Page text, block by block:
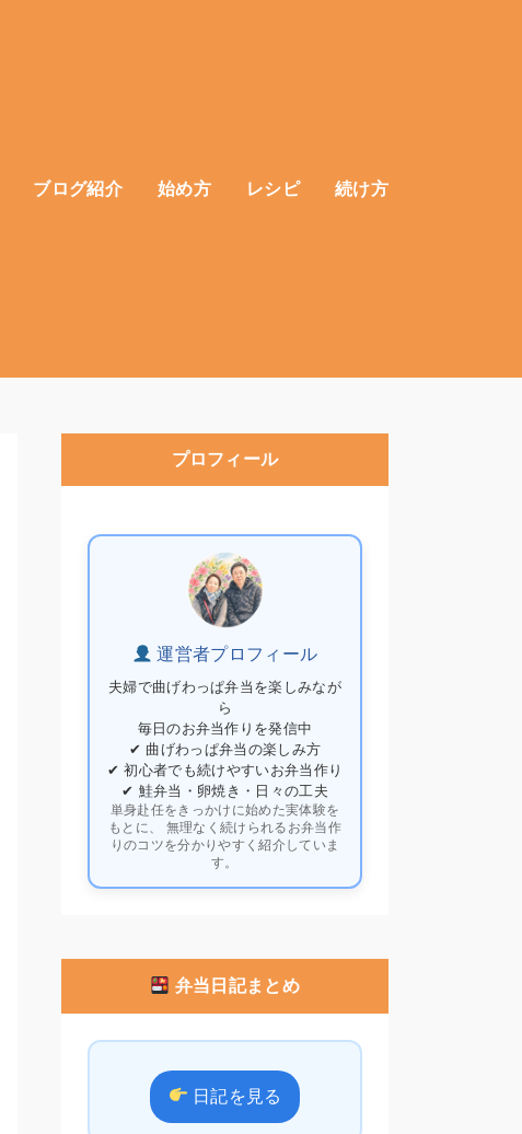
ブログ紹介 始め方 レシピ 続け方
プロフィール
運営者プロフィール
夫婦で曲げわっぱ弁当を楽しみなが
ら
毎日のお弁当作りを発信中
✔ 曲げわっぱ弁当の楽しみ方
✔ 初心者でも続けやすいお弁当作り
✔ 鮭弁当・卵焼き・日々の工夫
単身赴任をきっかけに始めた実体験を
もとに、 無理なく続けられるお弁当作
りのコツを分かりやすく紹介していま
す。
弁当日記まとめ
日記を見る